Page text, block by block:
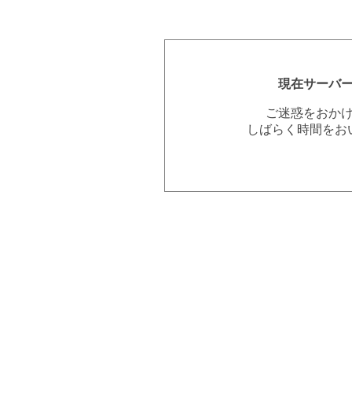
現在サーバ
ご迷惑をおか
しばらく時間を